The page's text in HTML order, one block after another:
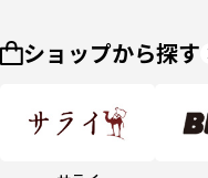
ショップから探す